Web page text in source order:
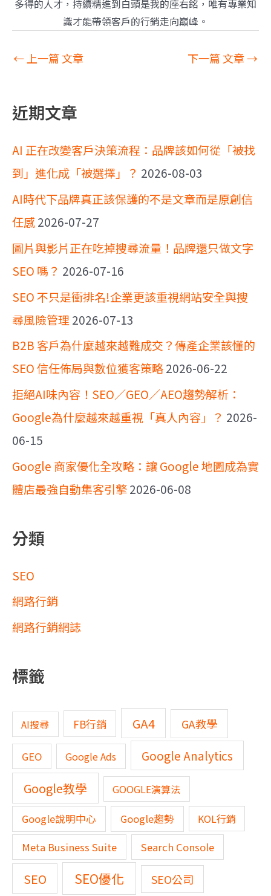
多得的人才，持續精進到白頭是我的座右銘，唯有專業知
識才能帶領客戶的行銷走向巔峰。
←上一篇 文章 下一篇 文章→
近期文章
AI 正在改變客戶決策流程：品牌該如何從「被找
到」進化成「被選擇」？ 2026-08-03
AI時代下品牌真正該保護的不是文章而是原創信
任感2026-07-27
圖片與影片正在吃掉搜尋流量！品牌還只做文字
SEO 嗎？ 2026-07-16
SEO 不只是衝排名!企業更該重視網站安全與搜
尋風險管理 2026-07-13
B2B 客戶為什麼越來越難成交？傳產企業該懂的
SEO 信任佈局與數位獲客策略2026-06-22
拒絕AI味內容！SEO／GEO／AEO趨勢解析：
Google為什麼越來越重視「真人內容」？ 2026-
06-15
Google 商家優化全攻略：讓 Google 地圖成為實
體店最強自動集客引擎2026-06-08
分類
SEO
網路行銷
網路行銷網誌
標籤
AI搜尋 FB行銷 GA4 GA教學
GEO Google Ads Google Analytics
Google教學 GOOGLE演算法
Google說明中心 Google趨勢
KOL行銷
Meta Business Suite
Search Console
SEO SEO優化 SEO公司